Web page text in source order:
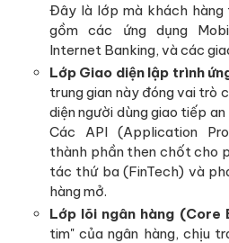
Đây là lớp mà khách
gồm các ứng dụng
Internet Banking, và các
Lớp Giao diện lập trình
trung gian này đóng vai trò
diện người dùng giao tiếp
Các API (Application
thành phần then chốt cho
tác thứ ba (FinTech) và
hàng mở.
Lớp lõi ngân hàng (Core
tim" của ngân hàng, chịu